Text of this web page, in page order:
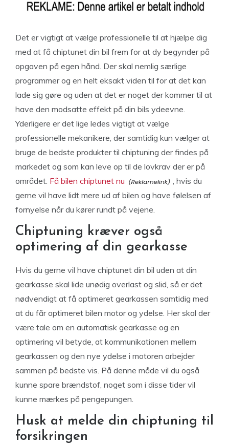
Det er vigtigt at vælge professionelle til at hjælpe dig
med at få chiptunet din bil frem for at dy begynder på
opgaven på egen hånd. Der skal nemlig særlige
programmer og en helt eksakt viden til for at det kan
lade sig gøre og uden at det er noget der kommer til at
have den modsatte effekt på din bils ydeevne.
Yderligere er det lige ledes vigtigt at vælge
professionelle mekanikere, der samtidig kun vælger at
bruge de bedste produkter til chiptuning der findes på
markedet og som kan leve op til de lovkrav der er på
området. Få bilen chiptunet nu
, hvis du
gerne vil have lidt mere ud af bilen og have følelsen af
fornyelse når du kører rundt på vejene.
Chiptuning kræver også
optimering af din gearkasse
Hvis du gerne vil have chiptunet din bil uden at din
gearkasse skal lide unødig overlast og slid, så er det
nødvendigt at få optimeret gearkassen samtidig med
at du får optimeret bilen motor og ydelse. Her skal der
være tale om en automatisk gearkasse og en
optimering vil betyde, at kommunikationen mellem
gearkassen og den nye ydelse i motoren arbejder
sammen på bedste vis. På denne måde vil du også
kunne spare brændstof, noget som i disse tider vil
kunne mærkes på pengepungen.
Husk at melde din chiptuning til
forsikringen